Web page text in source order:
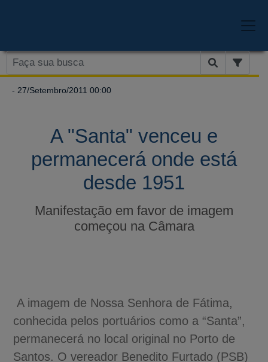
- 27/Setembro/2011 00:00
A "Santa" venceu e
permanecerá onde está
desde 1951
Manifestação em favor de imagem
começou na Câmara
A imagem de Nossa Senhora de Fátima,
conhecida pelos portuários como a “Santa”,
permanecerá no local original no Porto de
Santos. O vereador Benedito Furtado (PSB)